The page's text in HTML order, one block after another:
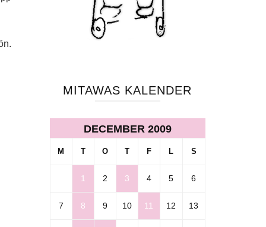
MITAWAS KALENDER
DECEMBER 2009
M T O T F L S
1 2 3 4 5 6
7 8 9 10 11 12 13